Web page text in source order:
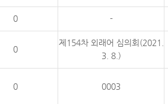
0 -
0
제154차 외래어 심의회(2021.
3. 8.)
0 0003